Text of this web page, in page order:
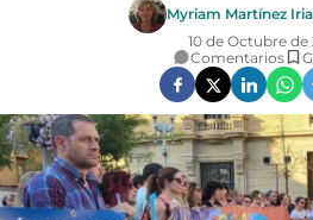
OPINIÓN
GALERÍAS
VÍDEOS
Myriam Martínez
10 de Octubre de
Comentarios